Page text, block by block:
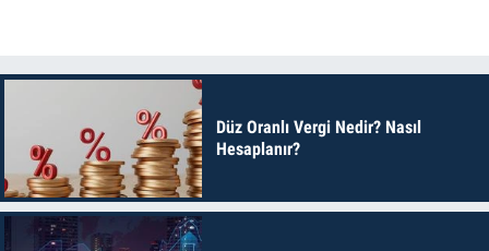
Düz Oranlı Vergi Nedir? Nasıl
Hesaplanır?